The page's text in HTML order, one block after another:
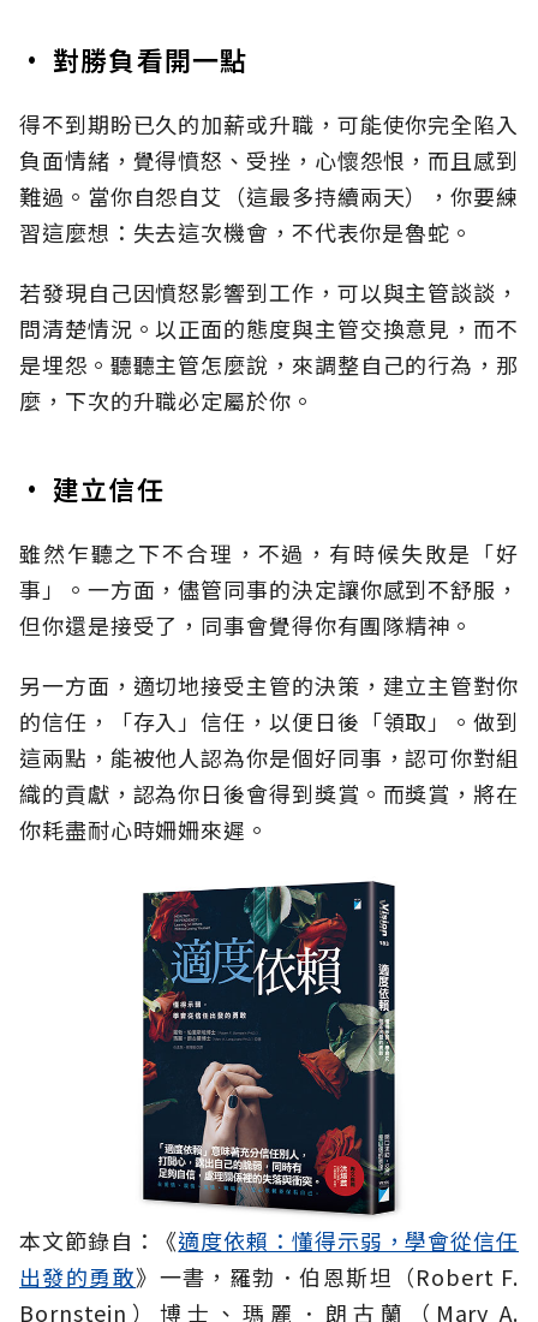
• 對勝負看開一點
得不到期盼已久的加薪或升職，可能使你完全陷入
負面情緒，覺得憤怒、受挫，心懷怨恨，而且感到
難過。當你自怨自艾（這最多持續兩天），你要練
習這麼想：失去這次機會，不代表你是魯蛇。
若發現自己因憤怒影響到工作，可以與主管談談，
問清楚情況。以正面的態度與主管交換意見，而不
是埋怨。聽聽主管怎麼說，來調整自己的行為，那
麼，下次的升職必定屬於你。
• 建立信任
雖然乍聽之下不合理，不過，有時候失敗是「好
事」。一方面，儘管同事的決定讓你感到不舒服，
但你還是接受了，同事會覺得你有團隊精神。
另一方面，適切地接受主管的決策，建立主管對你
的信任，「存入」信任，以便日後「領取」。做到
這兩點，能被他人認為你是個好同事，認可你對組
織的貢獻，認為你日後會得到獎賞。而獎賞，將在
你耗盡耐心時姍姍來遲。
本文節錄自：《適度依賴：懂得示弱，學會從信任
出發的勇敢》一書，羅勃．伯恩斯坦（Robert F.
Bornstein）博士、瑪麗．朗古蘭（Mary A.